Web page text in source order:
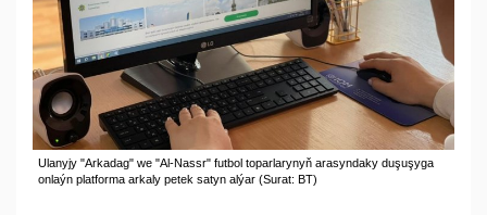
Ulanyjy "Arkadag" we "Al-Nassr" futbol toparlarynyň arasyndaky duşuşyga
onlaýn platforma arkaly petek satyn alýar (Surat: BT)